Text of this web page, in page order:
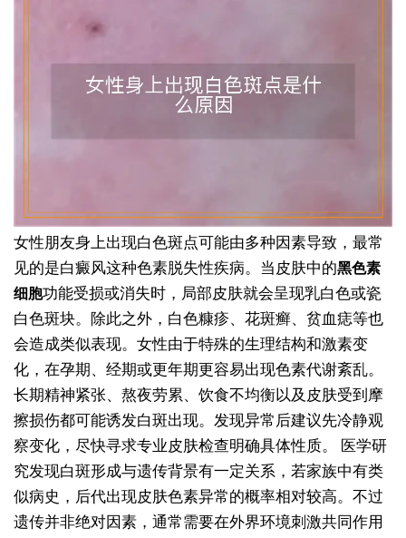
女性朋友身上出现白色斑点可能由多种因素导致，最常
见的是白癜风这种色素脱失性疾病。当皮肤中的黑色素
细胞功能受损或消失时，局部皮肤就会呈现乳白色或瓷
白色斑块。除此之外，白色糠疹、花斑癣、贫血痣等也
会造成类似表现。女性由于特殊的生理结构和激素变
化，在孕期、经期或更年期更容易出现色素代谢紊乱。
长期精神紧张、熬夜劳累、饮食不均衡以及皮肤受到摩
擦损伤都可能诱发白斑出现。发现异常后建议先冷静观
察变化，尽快寻求专业皮肤检查明确具体性质。
医学研
究发现白斑形成与遗传背景有一定关系，若家族中有类
似病史，后代出现皮肤色素异常的概率相对较高。不过
遗传并非绝对因素，通常需要在外界环境刺激共同作用